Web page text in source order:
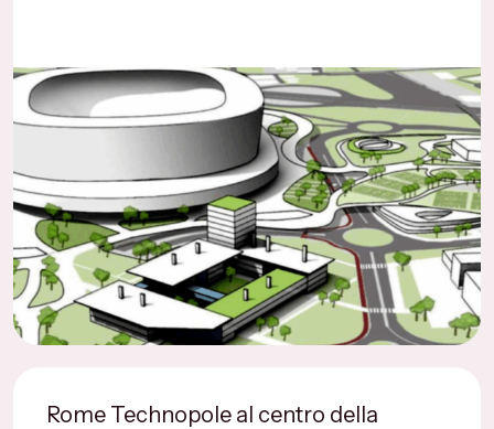
Rome Technopole al centro della